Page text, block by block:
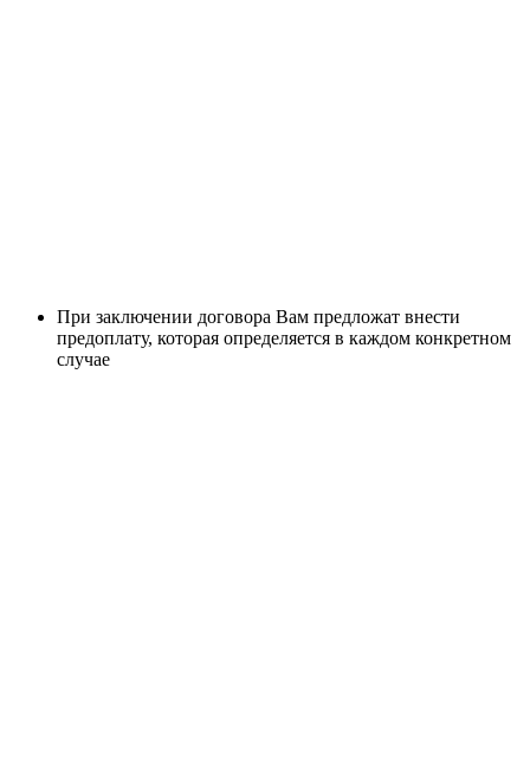
При заключении договора Вам предложат внести
предоплату, которая определяется в каждом конкретном
случае